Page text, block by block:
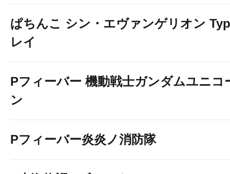
ぱちんこ シン・エヴァンゲリオン
レイ
Pフィーバー 機動戦士ガンダムユニコ
ン
Pフィーバー炎炎ノ消防隊